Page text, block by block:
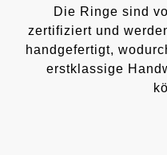
Die Ringe sind
zertifiziert und
handgefertigt,
erstklassige